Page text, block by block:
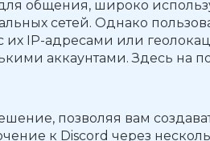
общения, широко
сетей. Однако
IP-адресами или
аккаунтами. Здесь на
позволяя вам
к Discord через